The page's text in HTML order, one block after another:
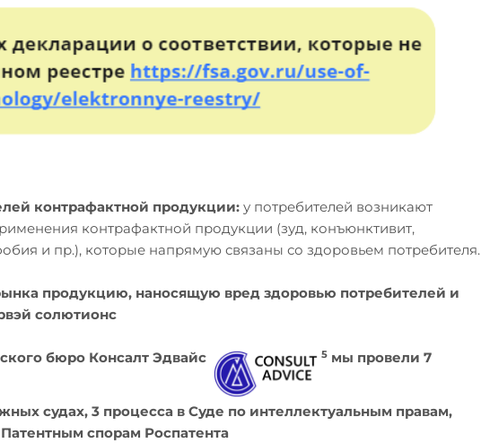
контрафактной продукции: у потребителей возникают
контрафактной продукции (зуд, конъюнктивит,
и пр.), которые напрямую связаны со здоровьем потребителя.
продукцию, наносящую вред здоровью потребителей и
солютионс
бюро Консалт Эдвайс 5 мы провели 7
судах, 3 процесса в Суде по интеллектуальным правам,
спорам Роспатента